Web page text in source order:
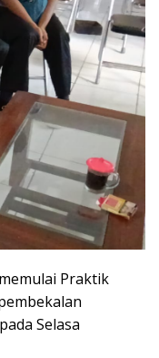
Praktik
Selasa